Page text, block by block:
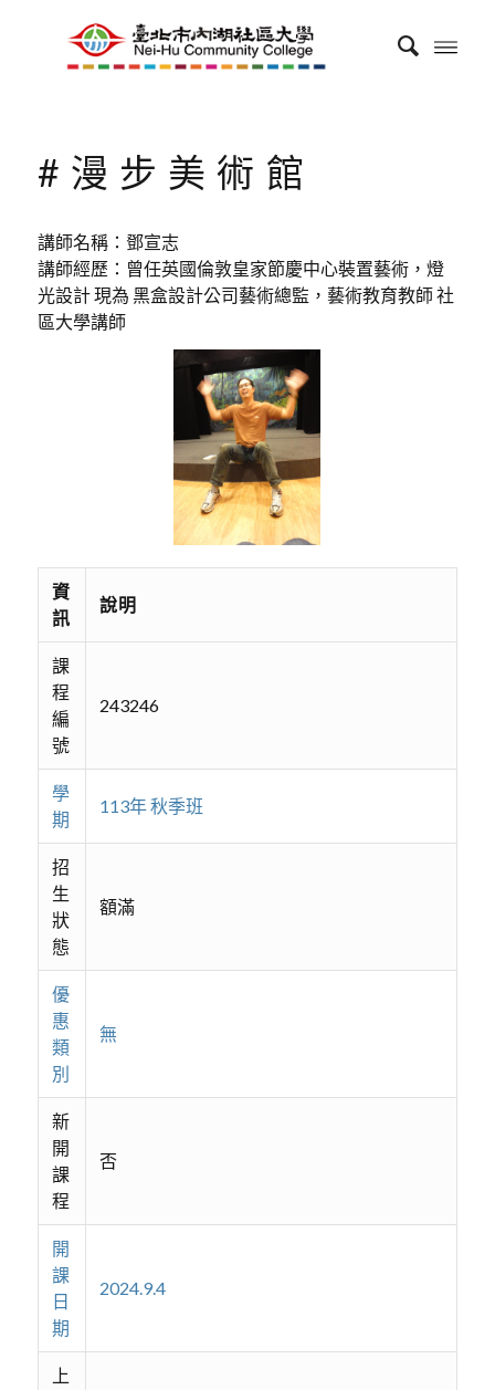
#漫步美術館
講師名稱：鄧宣志
講師經歷：曾任英國倫敦皇家節慶中心裝置藝術，燈
光設計 現為 黑盒設計公司藝術總監，藝術教育教師 社
區大學講師
資
訊
說明
課
程
編
號
243246
學
期
113年 秋季班
招
生
狀
態
額滿
優
惠
類
別
無
新
開
課
程
否
開
課
日
期
2024.9.4
上